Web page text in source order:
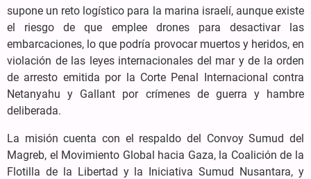
supone un reto logístico para la marina israelí, aunque existe
el riesgo de que emplee drones para desactivar las
embarcaciones, lo que podría provocar muertos y heridos, en
violación de las leyes internacionales del mar y de la orden
de arresto emitida por la Corte Penal Internacional contra
Netanyahu y Gallant por crímenes de guerra y hambre
deliberada.
La misión cuenta con el respaldo del Convoy Sumud del
Magreb, el Movimiento Global hacia Gaza, la Coalición de la
Flotilla de la Libertad y la Iniciativa Sumud Nusantara, y